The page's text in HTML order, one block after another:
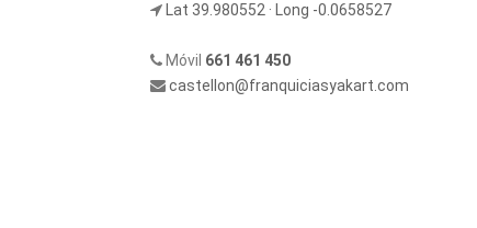
Lat 39.980552 · Long -0.0658527
Móvil 661 461 450
castellon@franquiciasyakart.com